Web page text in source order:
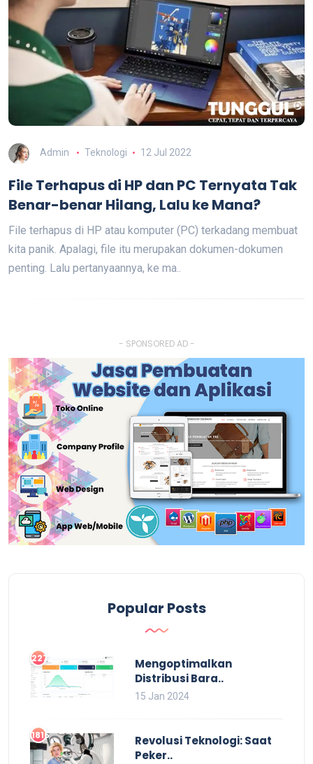
Admin Teknologi 12 Jul 2022
File Terhapus di HP dan PC Ternyata Tak
Benar-benar Hilang, Lalu ke Mana?
File terhapus di HP atau komputer (PC) terkadang membuat
kita panik. Apalagi, file itu merupakan dokumen-dokumen
penting. Lalu pertanyaannya, ke ma..
- SPONSORED AD -
Popular Posts
2277
Mengoptimalkan
Distribusi Bara..
15 Jan 2024
1816
Revolusi Teknologi: Saat
Peker..